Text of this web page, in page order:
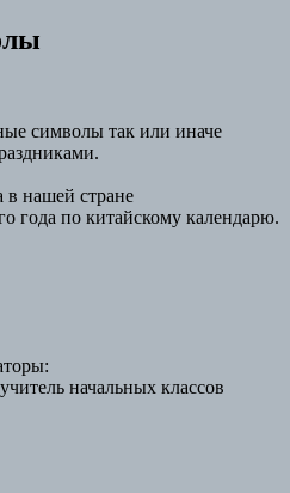
символы так или иначе
нашей стране
года по китайскому календарю.
:
начальных классов